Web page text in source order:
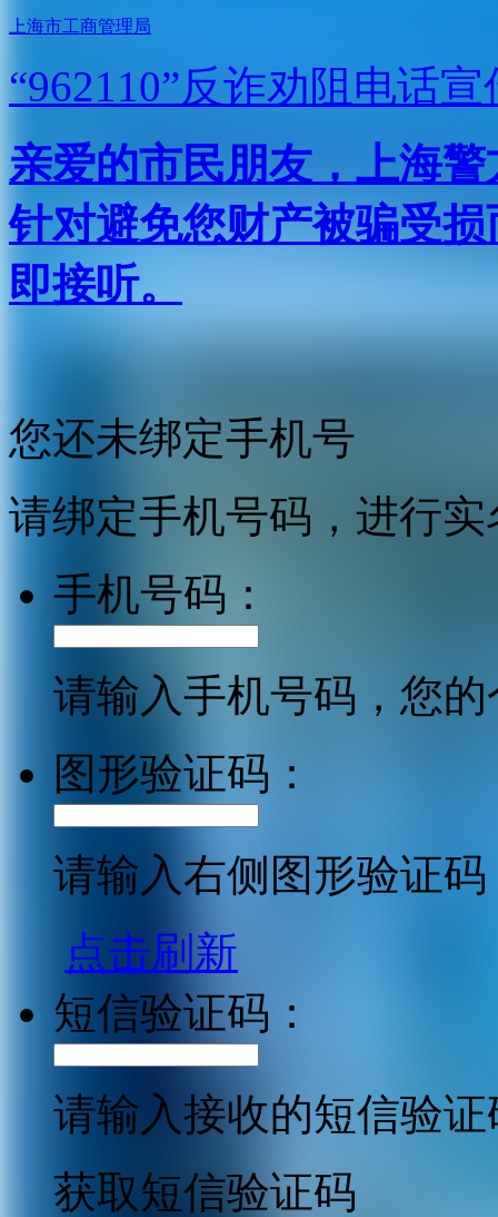
上海市工商管理局
“962110”反诈劝阻电话宣
亲爱的市民朋友，上海
针对避免您财产被骗受
即接听。
您还未绑定手机号
请绑定手机号码，进行
手机号码：
请输入手机号码，您
图形验证码：
请输入右侧图形验证码
点击刷新
短信验证码：
请输入接收的短信验证
获取短信验证码